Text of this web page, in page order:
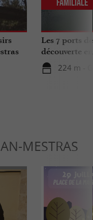
Les 7 ports
découverte
224 m -
Familiale
MESTRAS